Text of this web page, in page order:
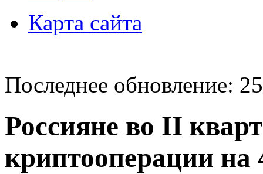
Карта сайта
Последнее обновление:
Россияне во II
криптооперации на